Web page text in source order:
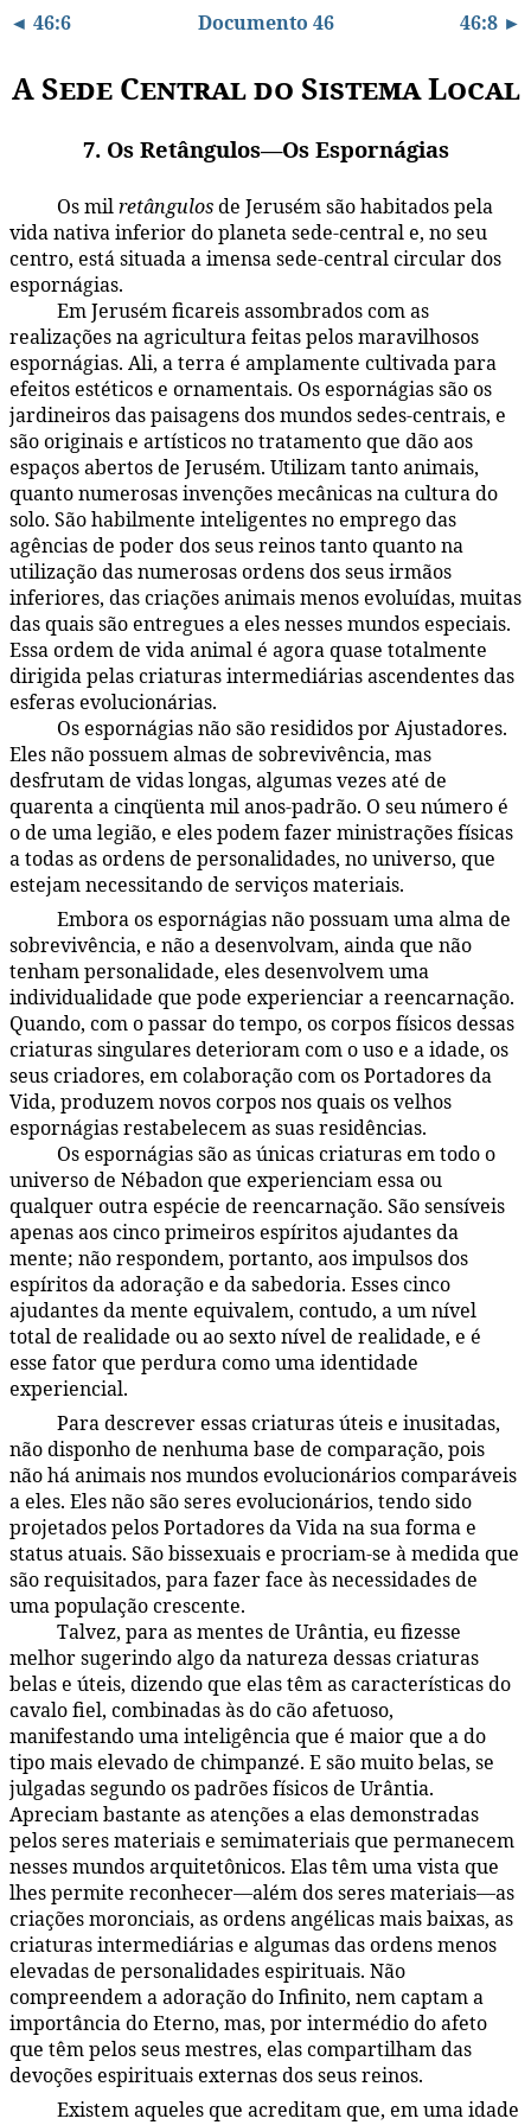
◄ 46:6 Documento 46 46:8 ►
A Sede Central do Sistema Local
7. Os Retângulos—Os Espornágias
Os milretângulosde Jerusém são habitados pela
vida nativa inferior do planeta sede-central e, no seu
centro, está situada a imensa sede-central circular dos
espornágias.
Em Jerusém ficareis assombrados com as
realizações na agricultura feitas pelos maravilhosos
espornágias. Ali, a terra é amplamente cultivada para
efeitos estéticos e ornamentais. Os espornágias são os
jardineiros das paisagens dos mundos sedes-centrais, e
são originais e artísticos no tratamento que dão aos
espaços abertos de Jerusém. Utilizam tanto animais,
quanto numerosas invenções mecânicas na cultura do
solo. São habilmente inteligentes no emprego das
agências de poder dos seus reinos tanto quanto na
utilização das numerosas ordens dos seus irmãos
inferiores, das criações animais menos evoluídas, muitas
das quais são entregues a eles nesses mundos especiais.
Essa ordem de vida animal é agora quase totalmente
dirigida pelas criaturas intermediárias ascendentes das
esferas evolucionárias.
Os espornágias não são resididos por Ajustadores.
Eles não possuem almas de sobrevivência, mas
desfrutam de vidas longas, algumas vezes até de
quarenta a cinqüenta mil anos-padrão. O seu número é
o de uma legião, e eles podem fazer ministrações físicas
a todas as ordens de personalidades, no universo, que
estejam necessitando de serviços materiais.
Embora os espornágias não possuam uma alma de
sobrevivência, e não a desenvolvam, ainda que não
tenham personalidade, eles desenvolvem uma
individualidade que pode experienciar a reencarnação.
Quando, com o passar do tempo, os corpos físicos dessas
criaturas singulares deterioram com o uso e a idade, os
seus criadores, em colaboração com os Portadores da
Vida, produzem novos corpos nos quais os velhos
espornágias restabelecem as suas residências.
Os espornágias são as únicas criaturas em todo o
universo de Nébadon que experienciam essa ou
qualquer outra espécie de reencarnação. São sensíveis
apenas aos cinco primeiros espíritos ajudantes da
mente; não respondem, portanto, aos impulsos dos
espíritos da adoração e da sabedoria. Esses cinco
ajudantes da mente equivalem, contudo, a um nível
total de realidade ou ao sexto nível de realidade, e é
esse fator que perdura como uma identidade
experiencial.
Para descrever essas criaturas úteis e inusitadas,
não disponho de nenhuma base de comparação, pois
não há animais nos mundos evolucionários comparáveis
a eles. Eles não são seres evolucionários, tendo sido
projetados pelos Portadores da Vida na sua forma e
status atuais. São bissexuais e procriam-se à medida que
são requisitados, para fazer face às necessidades de
uma população crescente.
Talvez, para as mentes de Urântia, eu fizesse
melhor sugerindo algo da natureza dessas criaturas
belas e úteis, dizendo que elas têm as características do
cavalo fiel, combinadas às do cão afetuoso,
manifestando uma inteligência que é maior que a do
tipo mais elevado de chimpanzé. E são muito belas, se
julgadas segundo os padrões físicos de Urântia.
Apreciam bastante as atenções a elas demonstradas
pelos seres materiais e semimateriais que permanecem
nesses mundos arquitetônicos. Elas têm uma vista que
lhes permite reconhecer—além dos seres materiais—as
criações moronciais, as ordens angélicas mais baixas, as
criaturas intermediárias e algumas das ordens menos
elevadas de personalidades espirituais. Não
compreendem a adoração do Infinito, nem captam a
importância do Eterno, mas, por intermédio do afeto
que têm pelos seus mestres, elas compartilham das
devoções espirituais externas dos seus reinos.
Existem aqueles que acreditam que, em uma idade